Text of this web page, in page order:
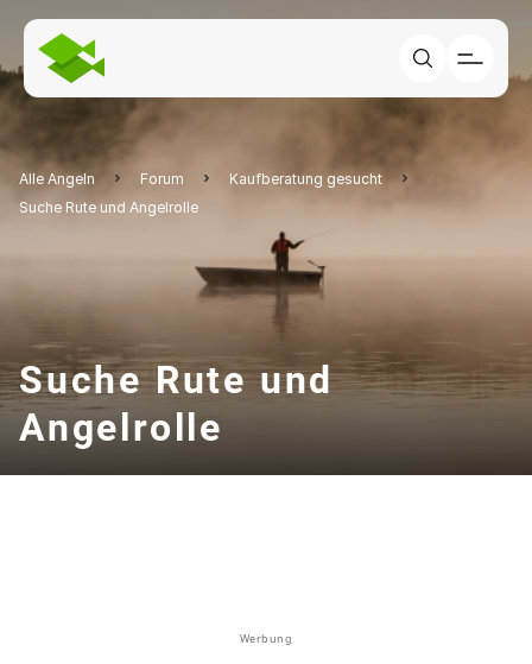
Alle Angeln Forum
Kaufberatung gesucht
Suche Rute und Angelrolle
Suche Rute und
Angelrolle
Werbung